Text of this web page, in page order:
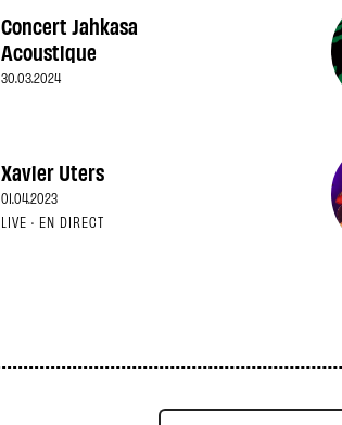
Concert Jahkasa
Acoustique
30.03.2024
Xavier Uters
01.04.2023
LIVE · EN DIRECT